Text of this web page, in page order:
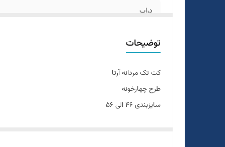
دراپ
توضیحات
کت تک مردانه آرتا
طرح چهارخونه
سایزبندی ۴۶ الی ۵۶